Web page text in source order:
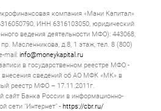
компания «Мани Капитал»
ИНН 6316103050, юридический
ведения деятельности МФО): 443068,
Масленникова, д.8, 1 этаж, тел. 8 (800)
mail: info@moneykapital.ru
в государственном реестре МФО -
внесения сведений об АО МФК «МК» в
реестр МФО – 17.11.2011г.
сайт Банка России в информационно-
сети "Интернет" - https://cbr.ru/